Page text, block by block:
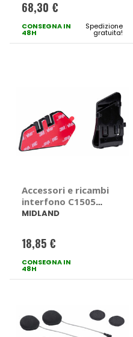
68,30 €
CONSEGNA IN
48H
Spedizione
gratuita!
Accessori e ricambi
interfono C1505
Sistema di
MIDLAND
MIDLAND
18,85 €
CONSEGNA IN
48H